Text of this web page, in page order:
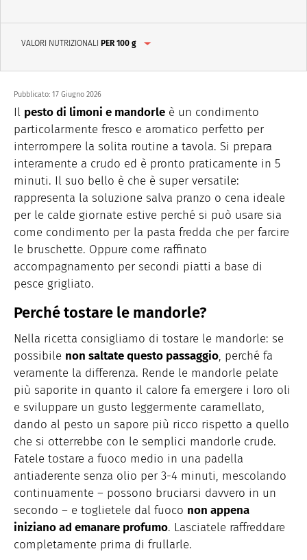
VALORI NUTRIZIONALI PER 100 g
Pubblicato: 17 Giugno 2026
Il pesto di limoni e mandorle è un condimento
particolarmente fresco e aromatico perfetto per
interrompere la solita routine a tavola. Si prepara
interamente a crudo ed è pronto praticamente in 5
minuti. Il suo bello è che è super versatile:
rappresenta la soluzione salva pranzo o cena ideale
per le calde giornate estive perché si può usare sia
come condimento per la pasta fredda che per farcire
le bruschette. Oppure come raffinato
accompagnamento per secondi piatti a base di
pesce grigliato.
Perché tostare le mandorle?
Nella ricetta consigliamo di tostare le mandorle: se
possibile non saltate questo passaggio, perché fa
veramente la differenza. Rende le mandorle pelate
più saporite in quanto il calore fa emergere i loro oli
e sviluppare un gusto leggermente caramellato,
dando al pesto un sapore più ricco rispetto a quello
che si otterrebbe con le semplici mandorle crude.
Fatele tostare a fuoco medio in una padella
antiaderente senza olio per 3-4 minuti, mescolando
continuamente – possono bruciarsi davvero in un
secondo – e toglietele dal fuoco non appena
iniziano ad emanare profumo. Lasciatele raffreddare
completamente prima di frullarle.